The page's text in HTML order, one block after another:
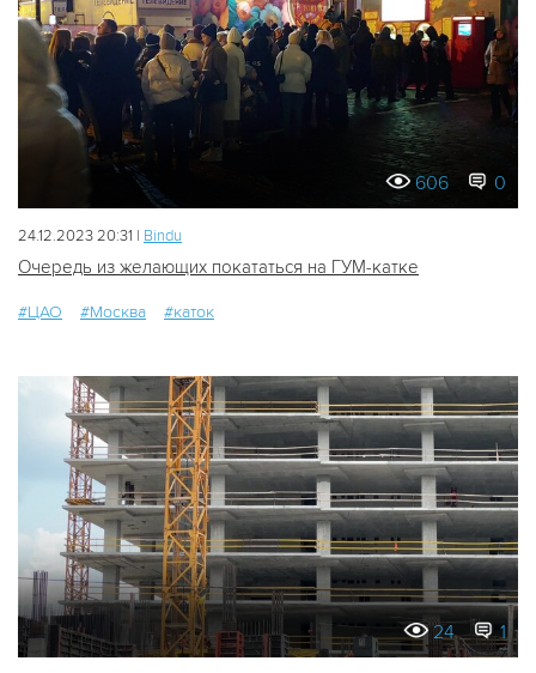
606 0
24.12.2023 20:31 | Bindu
Очередь из желающих покататься на ГУМ-катке
#ЦАО #Москва #каток
24 1